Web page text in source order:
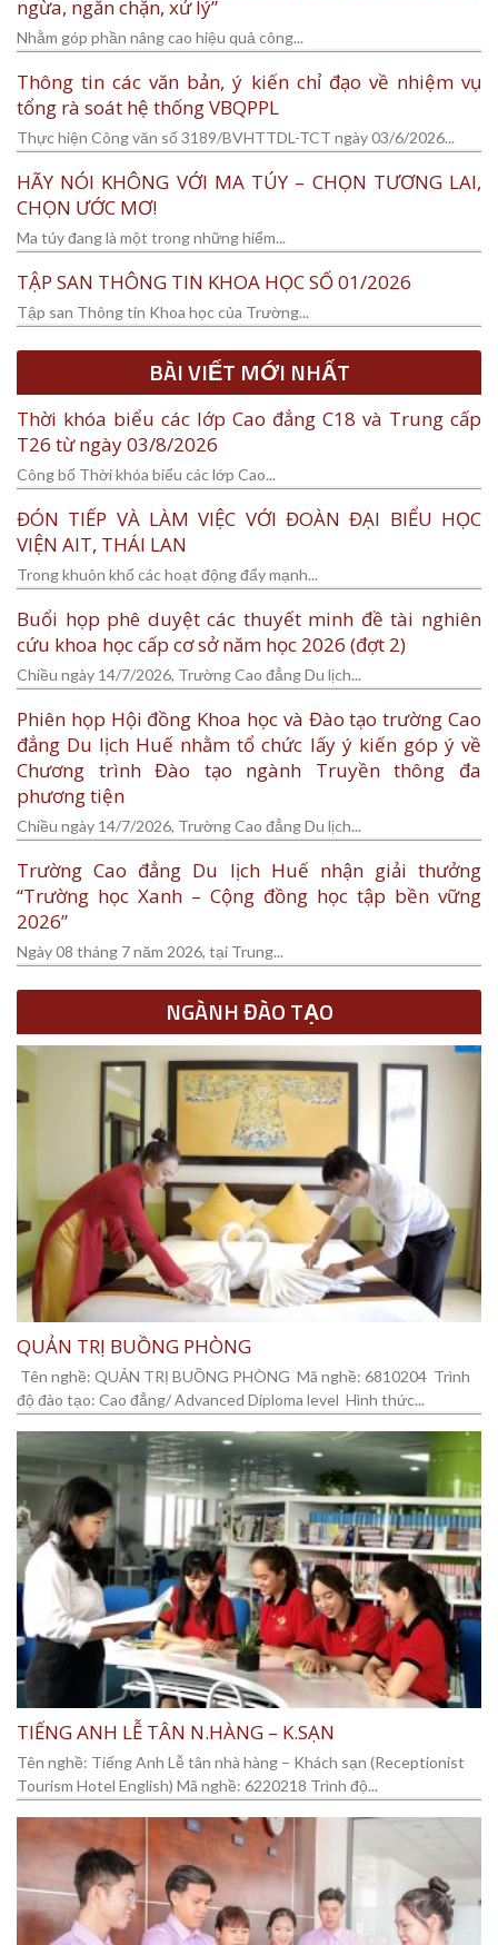
ngừa, ngăn chặn, xử lý”
Nhằm góp phần nâng cao hiệu quả công...
Thông tin các văn bản, ý kiến chỉ đạo về nhiệm vụ
tổng rà soát hệ thống VBQPPL
Thực hiện Công văn số 3189/BVHTTDL-TCT ngày 03/6/2026...
HÃY NÓI KHÔNG VỚI MA TÚY – CHỌN TƯƠNG LAI,
CHỌN ƯỚC MƠ!
Ma túy đang là một trong những hiểm...
TẬP SAN THÔNG TIN KHOA HỌC SỐ 01/2026
Tập san Thông tin Khoa học của Trường...
BÀI VIẾT MỚI NHẤT
Thời khóa biểu các lớp Cao đẳng C18 và Trung cấp
T26 từ ngày 03/8/2026
Công bố Thời khóa biểu các lớp Cao...
ĐÓN TIẾP VÀ LÀM VIỆC VỚI ĐOÀN ĐẠI BIỂU HỌC
VIỆN AIT, THÁI LAN
Trong khuôn khổ các hoạt động đẩy mạnh...
Buổi họp phê duyệt các thuyết minh đề tài nghiên
cứu khoa học cấp cơ sở năm học 2026 (đợt 2)
Chiều ngày 14/7/2026, Trường Cao đẳng Du lịch...
Phiên họp Hội đồng Khoa học và Đào tạo trường Cao
đẳng Du lịch Huế nhằm tổ chức lấy ý kiến góp ý về
Chương trình Đào tạo ngành Truyền thông đa
phương tiện
Chiều ngày 14/7/2026, Trường Cao đẳng Du lịch...
Trường Cao đẳng Du lịch Huế nhận giải thưởng
“Trường học Xanh – Cộng đồng học tập bền vững
2026”
Ngày 08 tháng 7 năm 2026, tại Trung...
NGÀNH ĐÀO TẠO
QUẢN TRỊ BUỒNG PHÒNG
Tên nghề: QUẢN TRỊ BUỒNG PHÒNG Mã nghề: 6810204 Trình
độ đào tạo: Cao đẳng/ Advanced Diploma level Hình thức...
TIẾNG ANH LỄ TÂN N.HÀNG – K.SẠN
Tên nghề: Tiếng Anh Lễ tân nhà hàng – Khách sạn (Receptionist
Tourism Hotel English) Mã nghề: 6220218 Trình độ...